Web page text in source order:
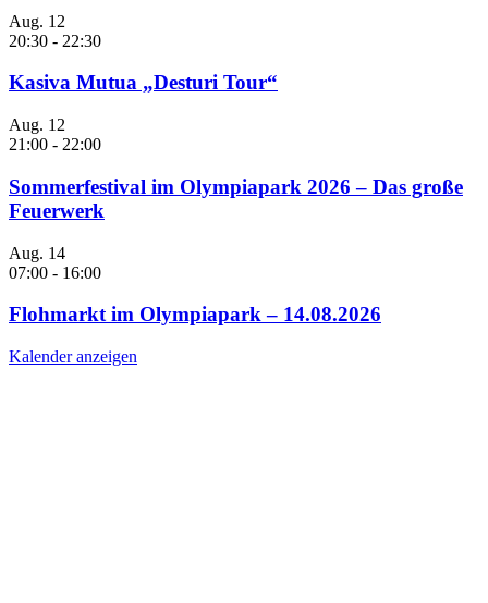
Aug. 12
20:30 - 22:30
Kasiva Mutua „Desturi Tour“
Aug. 12
21:00 - 22:00
Sommerfestival im Olympiapark 2026 – Das große
Feuerwerk
Aug. 14
07:00 - 16:00
Flohmarkt im Olympiapark – 14.08.2026
Kalender anzeigen